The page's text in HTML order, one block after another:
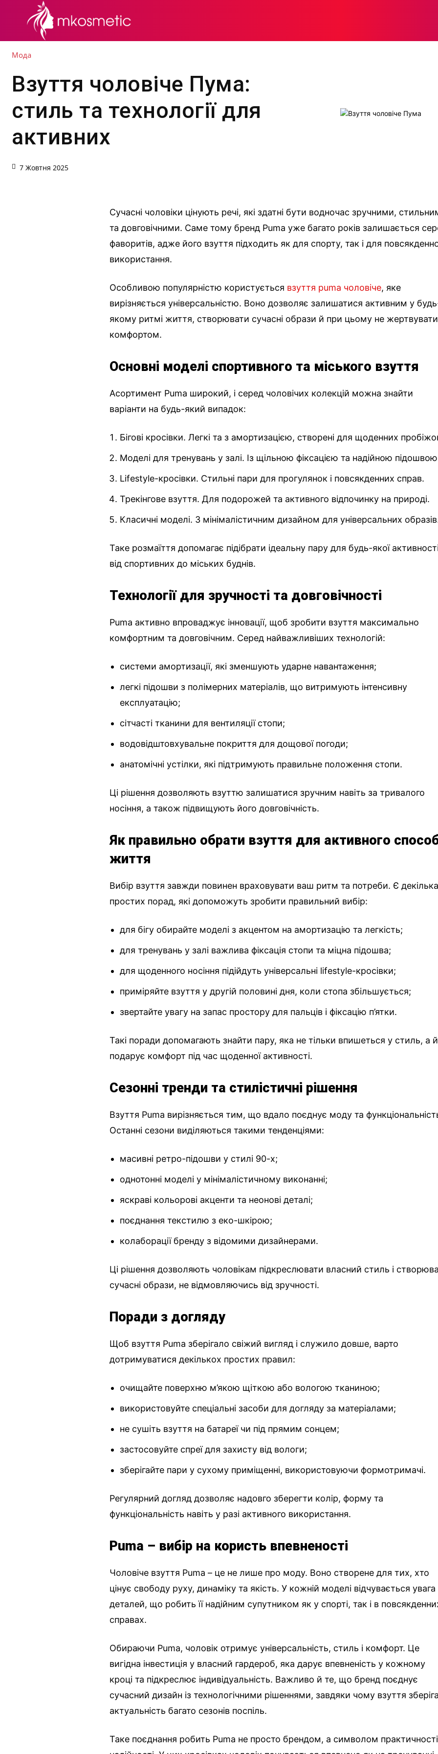
Мода
Взуття чоловіче Пума:
стиль та технології для
активних
7 Жовтня 2025
Сучасні чоловіки цінують речі, які здатні бути водночас зручними,
та довговічними. Саме тому бренд Puma уже багато років залишається
фаворитів, адже його взуття підходить як для спорту, так і для
використання.
Особливою популярністю користується взуття рuma чоловіче, яке
вирізняється універсальністю. Воно дозволяє залишатися активним у
якому ритмі життя, створювати сучасні образи й при цьому не жертвувати
комфортом.
Основні моделі спортивного та міського взуття
Асортимент Puma широкий, і серед чоловічих колекцій можна знайти
варіанти на будь-який випадок:
Бігові кросівки. Легкі та з амортизацією, створені для щоденних
Моделі для тренувань у залі. Із щільною фіксацією та надійною
Lifestyle-кросівки. Стильні пари для прогулянок і повсякденних справ.
Трекінгове взуття. Для подорожей та активного відпочинку на природі.
Класичні моделі. З мінімалістичним дизайном для універсальних
Таке розмаїття допомагає підібрати ідеальну пару для будь-якої
від спортивних до міських буднів.
Технології для зручності та довговічності
Puma активно впроваджує інновації, щоб зробити взуття максимально
комфортним та довговічним. Серед найважливіших технологій:
системи амортизації, які зменшують ударне навантаження;
легкі підошви з полімерних матеріалів, що витримують інтенсивну
експлуатацію;
сітчасті тканини для вентиляції стопи;
водовідштовхувальне покриття для дощової погоди;
анатомічні устілки, які підтримують правильне положення стопи.
Ці рішення дозволяють взуттю залишатися зручним навіть за тривалого
носіння, а також підвищують його довговічність.
Як правильно обрати взуття для активного
життя
Вибір взуття завжди повинен враховувати ваш ритм та потреби. Є
простих порад, які допоможуть зробити правильний вибір:
для бігу обирайте моделі з акцентом на амортизацію та легкість;
для тренувань у залі важлива фіксація стопи та міцна підошва;
для щоденного носіння підійдуть універсальні lifestyle-кросівки;
приміряйте взуття у другій половині дня, коли стопа збільшується;
звертайте увагу на запас простору для пальців і фіксацію п’ятки.
Такі поради допомагають знайти пару, яка не тільки впишеться у стиль, а й
подарує комфорт під час щоденної активності.
Сезонні тренди та стилістичні рішення
Взуття Puma вирізняється тим, що вдало поєднує моду та
Останні сезони виділяються такими тенденціями:
масивні ретро-підошви у стилі 90-х;
однотонні моделі у мінімалістичному виконанні;
яскраві кольорові акценти та неонові деталі;
поєднання текстилю з еко-шкірою;
колаборації бренду з відомими дизайнерами.
Ці рішення дозволяють чоловікам підкреслювати власний стиль і
сучасні образи, не відмовляючись від зручності.
Поради з догляду
Щоб взуття Puma зберігало свіжий вигляд і служило довше, варто
дотримуватися декількох простих правил:
очищайте поверхню м’якою щіткою або вологою тканиною;
використовуйте спеціальні засоби для догляду за матеріалами;
не сушіть взуття на батареї чи під прямим сонцем;
застосовуйте спреї для захисту від вологи;
зберігайте пари у сухому приміщенні, використовуючи формотримачі.
Регулярний догляд дозволяє надовго зберегти колір, форму та
функціональність навіть у разі активного використання.
Puma – вибір на користь впевненості
Чоловіче взуття Puma – це не лише про моду. Воно створене для тих, хто
цінує свободу руху, динаміку та якість. У кожній моделі відчувається
деталей, що робить її надійним супутником як у спорті, так і в
справах.
Обираючи Puma, чоловік отримує універсальність, стиль і комфорт. Це
вигідна інвестиція у власний гардероб, яка дарує впевненість у кожному
кроці та підкреслює індивідуальність. Важливо й те, що бренд поєднує
сучасний дизайн із технологічними рішеннями, завдяки чому взуття
актуальність багато сезонів поспіль.
Таке поєднання робить Puma не просто брендом, а символом